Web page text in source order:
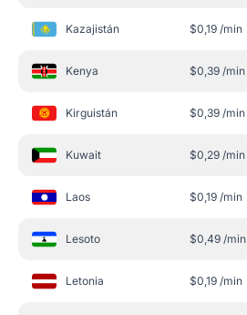
Kazajistán $0,19 /min
Kenya $0,39 /min
Kirguistán $0,39 /min
Kuwait $0,29 /min
Laos $0,19 /min
Lesoto $0,49 /min
Letonia $0,19 /min